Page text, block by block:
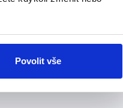
Povolit vše